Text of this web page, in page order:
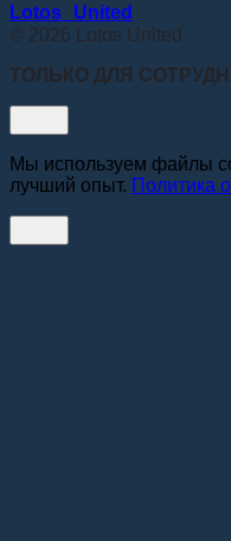
Lotos United
© 2026 Lotos United
ТОЛЬКО ДЛЯ
Мы используем файлы
лучший опыт. Политика